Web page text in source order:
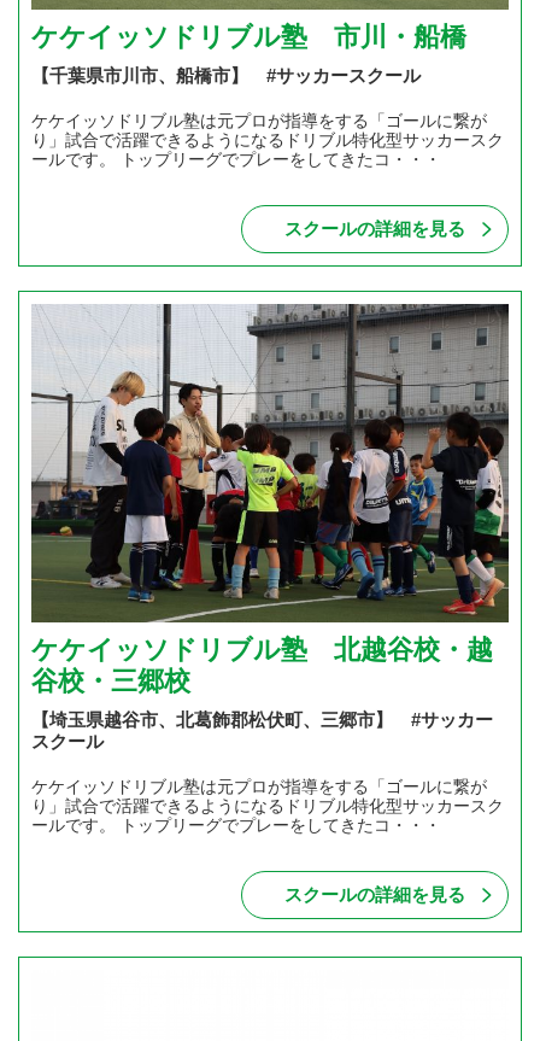
ケケイッソドリブル塾 市川・船橋
【千葉県市川市、船橋市】 #サッカースクール
ケケイッソドリブル塾は元プロが指導をする「ゴールに繋が
り」試合で活躍できるようになるドリブル特化型サッカースク
ールです。 トップリーグでプレーをしてきたコ・・・
スクールの詳細を見る
ケケイッソドリブル塾 北越谷校・越
谷校・三郷校
【埼玉県越谷市、北葛飾郡松伏町、三郷市】 #サッカー
スクール
ケケイッソドリブル塾は元プロが指導をする「ゴールに繋が
り」試合で活躍できるようになるドリブル特化型サッカースク
ールです。 トップリーグでプレーをしてきたコ・・・
スクールの詳細を見る